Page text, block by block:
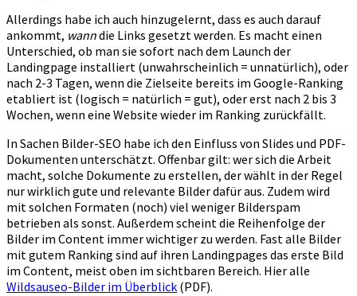
Allerdings habe ich auch hinzugelernt, dass es auch darauf
ankommt, wanndie Links gesetzt werden. Es macht einen
Unterschied, ob man sie sofort nach dem Launch der
Landingpage installiert (unwahrscheinlich = unnatürlich), oder
nach 2-3 Tagen, wenn die Zielseite bereits im Google-Ranking
etabliert ist (logisch = natürlich = gut), oder erst nach 2 bis 3
Wochen, wenn eine Website wieder im Ranking zurückfällt.
In Sachen Bilder-SEO habe ich den Einfluss von Slides und PDF-
Dokumenten unterschätzt. Offenbar gilt: wer sich die Arbeit
macht, solche Dokumente zu erstellen, der wählt in der Regel
nur wirklich gute und relevante Bilder dafür aus. Zudem wird
mit solchen Formaten (noch) viel weniger Bilderspam
betrieben als sonst. Außerdem scheint die Reihenfolge der
Bilder im Content immer wichtiger zu werden. Fast alle Bilder
mit gutem Ranking sind auf ihren Landingpages das erste Bild
im Content, meist oben im sichtbaren Bereich. Hier alle
Wildsauseo-Bilder im Überblick (PDF).